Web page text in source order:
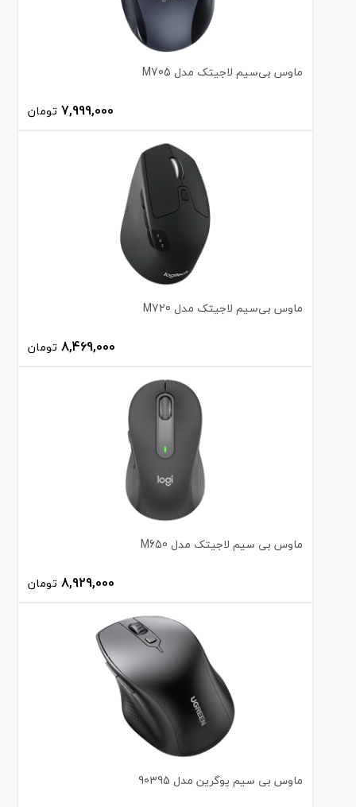
ماوس بی‌سیم لاجیتک مدل M705
7,999,000 تومان
ماوس بی‌سیم لاجیتک مدل M720
8,469,000 تومان
ماوس بی سیم لاجیتک مدل M650
8,929,000 تومان
ماوس بی سیم یوگرین مدل 90395